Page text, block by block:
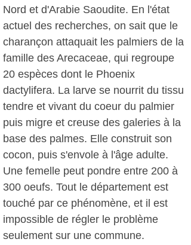
Nord et d'Arabie Saoudite. En l'état
actuel des recherches, on sait que le
charançon attaquait les palmiers de la
famille des Arecaceae, qui regroupe
20 espèces dont le Phoenix
dactylifera. La larve se nourrit du tissu
tendre et vivant du coeur du palmier
puis migre et creuse des galeries à la
base des palmes. Elle construit son
cocon, puis s'envole à l'âge adulte.
Une femelle peut pondre entre 200 à
300 oeufs. Tout le département est
touché par ce phénomène, et il est
impossible de régler le problème
seulement sur une commune.